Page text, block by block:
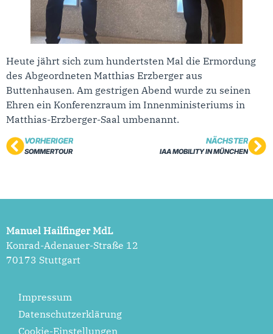
Heute jährt sich zum hundertsten Mal die Ermordung
des Abgeordneten Matthias Erzberger aus
Buttenhausen. Am gestrigen Abend wurde zu seinen
Ehren ein Konferenzraum im Innenministeriums in
Matthias-Erzberger-Saal umbenannt.
VORHERIGER
SOMMERTOUR
NÄCHSTER
IAA MOBILITY IN MÜNCHEN
Manuel Hailfinger MdL
Konrad-Adenauer-Straße 12
70173 Stuttgart
Impressum
Datenschutzerklärung
Cookie-Einstellungen